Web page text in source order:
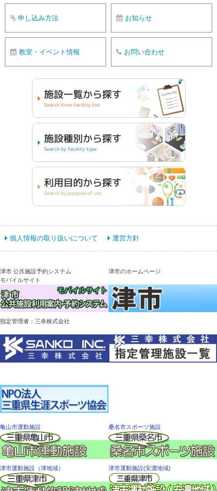
申し込み方法 お知らせ
教室・イベント情報 お問い合わせ
個人情報の取り扱いについて 運営方針
津市 公共施設予約システム
モバイルサイト
津市のホームページ
指定管理者：三幸株式会社